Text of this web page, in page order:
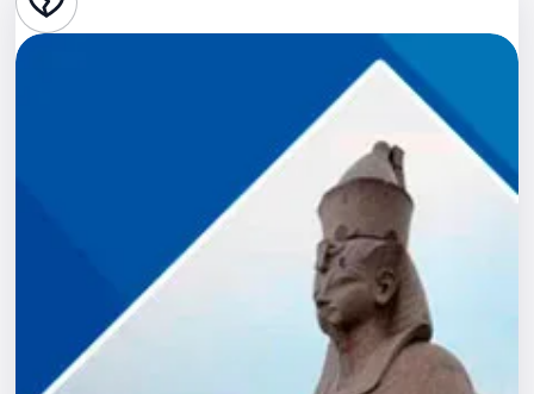
Стендап
Города